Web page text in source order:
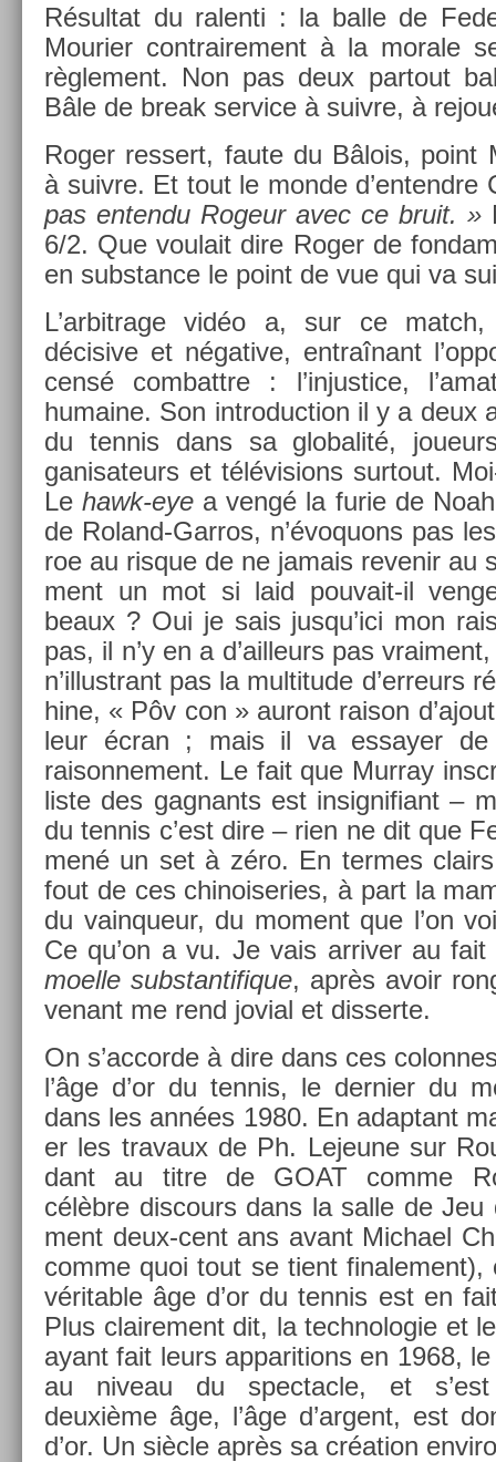
Résul­tat du ralen­ti : la balle de
Mouri­er contra­ire­ment à la morale
règle­ment. Non pas deux par­tout
Bâle de break ser­vice à suiv­re, à
Roger re­ssert, faute du Bâlois, point
à suiv­re. Et tout le monde d’en­tendre
pas en­ten­du Rogeur avec ce bruit. »
6/2. Que voulait dire Roger de
en sub­stan­ce le point de vue qui va
L’ar­bitrage vidéo a, sur ce
décisive et négative, entraînant
censé com­battre : l’in­justice,
humaine. Son in­troduc­tion il y a deux
du ten­nis dans sa globalité,
ganisateurs et télévis­ions sur­tout.
Lehawk-eye a vengé la furie de
de Roland-Garros, n’évoquons pas
roe au ris­que de ne jamais re­venir au
ment un mot si laid pouvait-il
beaux ? Oui je sais jusqu’ici mon
pas, il n’y en a d’ail­leurs pas
n’il­lustrant pas la multi­tude d’er­reurs
hine, « Pôv con » auront raison
leur écran ; mais il va es­say­er de
raison­ne­ment. Le fait que Mur­ray
liste des gag­nants est in­sig­nifiant –
du ten­nis c’est dire – rien ne dit que
mené un set à zéro. En ter­mes
fout de ces chinoise­ries, à part la
du vain­queur, du mo­ment que l’on
Ce qu’on a vu. Je vais ar­riv­er au
moel­le sub­stan­tifique, après avoir
venant me rend jovi­al et dis­ser­te.
On s’ac­corde à dire dans ces
l’âge d’or du ten­nis, le de­rni­er du
dans les années 1980. En adap­tant
er les travaux de Ph. Lejeune sur
dant au titre de GOAT comme
célèbre dis­cours dans la salle de
ment deux-cent ans avant Mic­hael
comme quoi tout se tient
vérit­able âge d’or du ten­nis est en
Plus claire­ment dit, la tech­nologie et
ayant fait leurs ap­pari­tions en 1968,
au niveau du spec­tacle, et
deuxième âge, l’âge d’ar­gent, est
d’or. Un siècle après sa création